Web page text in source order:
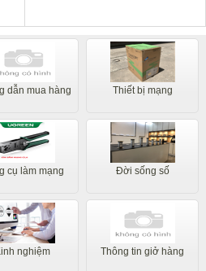
dẫn mua hàng Thiết bị mạng
cụ làm mạng Đời sống số
nghiệm Thông tin giở hàng